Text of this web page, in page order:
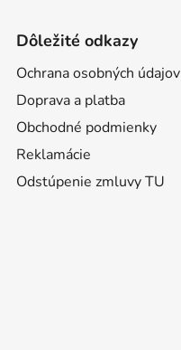
Dôležité odkazy
Ochrana osobných údajov
Doprava a platba
Obchodné podmienky
Reklamácie
Odstúpenie zmluvy TU